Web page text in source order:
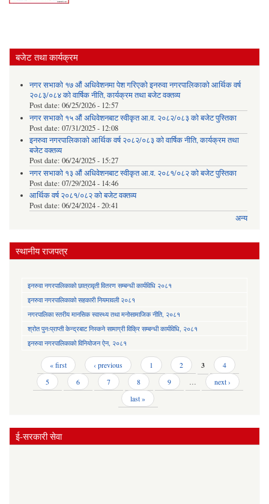
बजेट तथा कार्यक्रम
नगर सभाको १७ औं अधिवेशनमा पेश गरिएको इनरुवा नगरपालिकाको आर्थिक वर्ष
२०८३/०८४ को वार्षिक नीति, कार्यक्रम तथा बजेट वक्तव्य
Post date: 06/25/2026 - 12:57
नगर सभाको १५ औं अधिवेशनबाट स्वीकृत आ.व. २०८२/०८३ को बजेट पुस्तिका
Post date: 07/31/2025 - 12:08
इनरुवा नगरपालिकाको आर्थिक वर्ष २०८२/०८३ को वार्षिक नीति, कार्यक्रम तथा
बजेट वक्तव्य
Post date: 06/24/2025 - 15:27
नगर सभाको १३ औं अधिवेशनबाट स्वीकृत आ.व. २०८१/०८२ को बजेट पुस्तिका
Post date: 07/29/2024 - 14:46
आर्थिक वर्ष २०८१/०८२ को बजेट वक्तव्य
Post date: 06/24/2024 - 20:41
अन्य
स्थानीय राजपत्र
इनरुवा नगरपालिकाको छात्रावृती वितरण सम्बन्धी कार्यविधि २०८१
इनरुवा नगरपालिकाको सहकारी नियमावली २०८१
नगरपालिका स्तरीय मानसिक स्वास्थ्य तथा मनोसामाजिक नीति, २०८१
श्रोत पुनःप्राप्ती केन्द्रबाट निस्कने सामाग्री विक्रि सम्बन्धी कार्यविधि, २०८१
इनरुवा नगरपालिकाको विनियोजन ऐन, २०८१
Pages « first ‹ previous 1 2 3
4
5
6 7 8 9 …
next ›
last »
ई-सरकारी सेवा